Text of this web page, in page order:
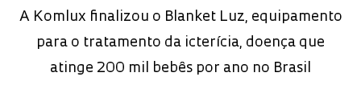
A Komlux finalizou o Blanket Luz, equipamento
para o tratamento da icterícia, doença que
atinge 200 mil bebês por ano no Brasil